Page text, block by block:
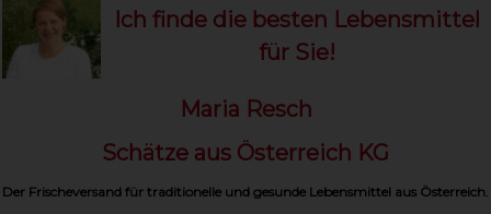
Ich finde die besten Lebensmittel
für Sie!
Maria Resch
Schätze aus Österreich KG
Der Frischeversand für traditionelle und gesunde Lebensmittel aus Österreich.